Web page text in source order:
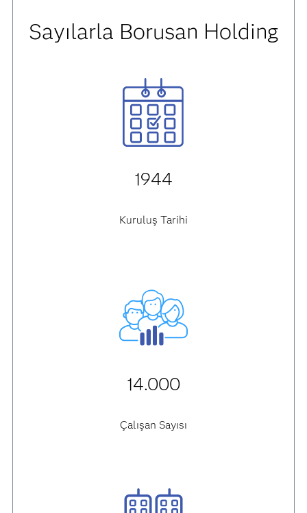
Sayılarla Borusan Holding
1944
Kuruluş Tarihi
14.000
Çalışan Sayısı